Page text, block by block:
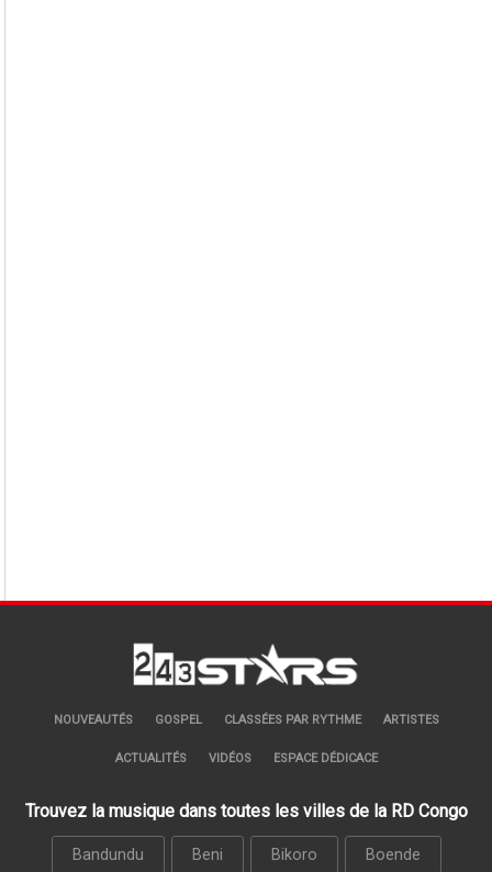
NOUVEAUTÉS GOSPEL CLASSÉES PAR RYTHME ARTISTES
ACTUALITÉS VIDÉOS ESPACE DÉDICACE
Trouvez la musique dans toutes les villes de la RD Congo
Bandundu Beni Bikoro Boende